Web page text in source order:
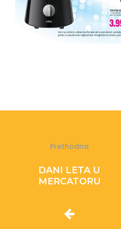
Prethodna
DANI LETA U
MERCATORU